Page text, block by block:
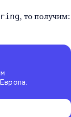
, то получим: